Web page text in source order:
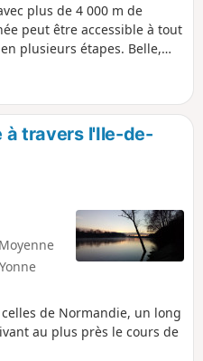
plus de 4 000 m de
peut être accessible à tout
plusieurs étapes. Belle,
la randonnée. Les points
de cette randonnée.
mais aussi de nature y
à travers l'Ile-de-
Moyenne
de Normandie, un long
au plus près le cours de